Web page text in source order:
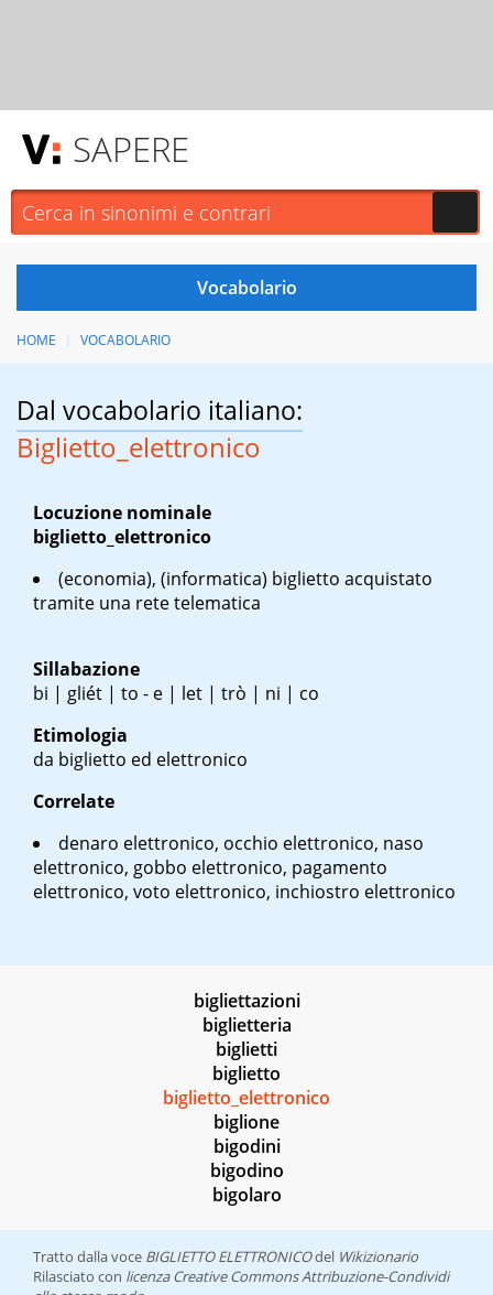
SAPERE
HOME VOCABOLARIO
Dal vocabolario italiano:
Biglietto_elettronico
Locuzione nominale
biglietto_elettronico
(economia), (informatica) biglietto acquistato
tramite una rete telematica
Sillabazione
bi | gliét | to - e | let | trò | ni | co
Etimologia
da biglietto ed elettronico
Correlate
denaro elettronico, occhio elettronico, naso
elettronico, gobbo elettronico, pagamento
elettronico, voto elettronico, inchiostro elettronico
bigliettazioni
biglietteria
biglietti
biglietto
biglietto_elettronico
biglione
bigodini
bigodino
bigolaro
Tratto dalla voce BIGLIETTO ELETTRONICOdel Wikizionario
Rilasciato con licenza Creative Commons Attribuzione-Condividi